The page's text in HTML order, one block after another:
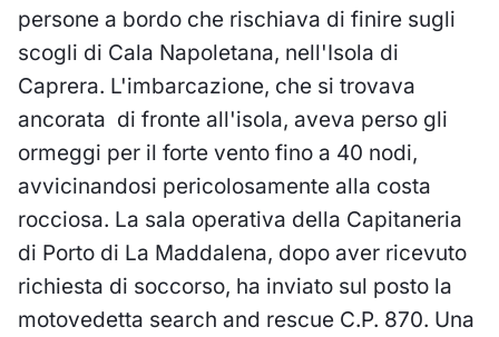
persone a bordo che rischiava di finire sugli
scogli di Cala Napoletana, nell'Isola di
Caprera. L'imbarcazione, che si trovava
ancorata di fronte all'isola, aveva perso gli
ormeggi per il forte vento fino a 40 nodi,
avvicinandosi pericolosamente alla costa
rocciosa. La sala operativa della Capitaneria
di Porto di La Maddalena, dopo aver ricevuto
richiesta di soccorso, ha inviato sul posto la
motovedetta search and rescue C.P. 870. Una